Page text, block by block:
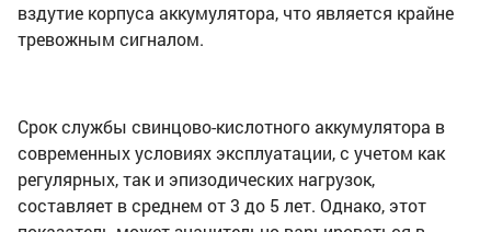
вздутие корпуса аккумулятора, что является крайне
тревожным сигналом.
Срок службы свинцово-кислотного аккумулятора в
современных условиях эксплуатации, с учетом как
регулярных, так и эпизодических нагрузок,
составляет в среднем от 3 до 5 лет. Однако, этот